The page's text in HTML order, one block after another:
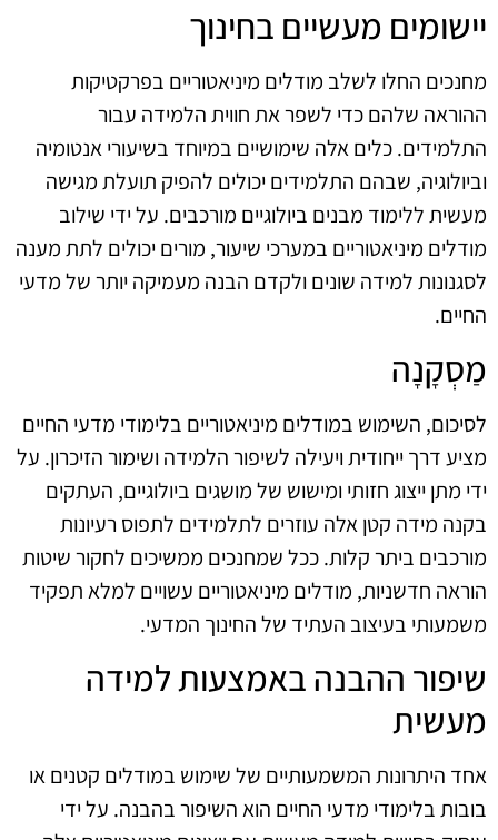
יישומים מעשיים בחינוך
מחנכים החלו לשלב מודלים מיניאטוריים בפרקטיקות
ההוראה שלהם כדי לשפר את חווית הלמידה עבור
התלמידים. כלים אלה שימושיים במיוחד בשיעורי אנטומיה
וביולוגיה, שבהם התלמידים יכולים להפיק תועלת מגישה
מעשית ללימוד מבנים ביולוגיים מורכבים. על ידי שילוב
מודלים מיניאטוריים במערכי שיעור, מורים יכולים לתת מענה
לסגנונות למידה שונים ולקדם הבנה מעמיקה יותר של מדעי
החיים.
מַסְקָנָה
לסיכום, השימוש במודלים מיניאטוריים בלימודי מדעי החיים
מציע דרך ייחודית ויעילה לשיפור הלמידה ושימור הזיכרון. על
ידי מתן ייצוג חזותי ומישוש של מושגים ביולוגיים, העתקים
בקנה מידה קטן אלה עוזרים לתלמידים לתפוס רעיונות
מורכבים ביתר קלות. ככל שמחנכים ממשיכים לחקור שיטות
הוראה חדשניות, מודלים מיניאטוריים עשויים למלא תפקיד
משמעותי בעיצוב העתיד של החינוך המדעי.
שיפור ההבנה באמצעות למידה
מעשית
אחד היתרונות המשמעותיים של שימוש במודלים קטנים או
בובות בלימודי מדעי החיים הוא השיפור בהבנה. על ידי